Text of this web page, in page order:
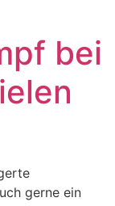
bei
gerne ein